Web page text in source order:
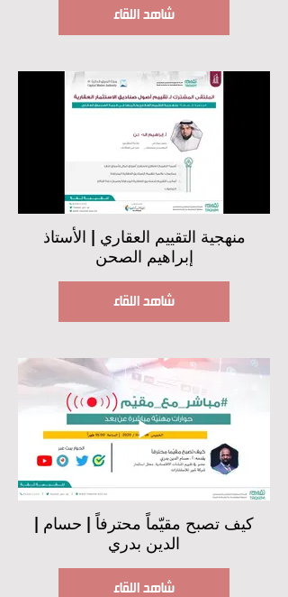
شاهد اللقاء
منهجية التقييم العقاري | الأستاذ
إبراهيم الصحن
شاهد اللقاء
الدين بدري
شاهد اللقاء